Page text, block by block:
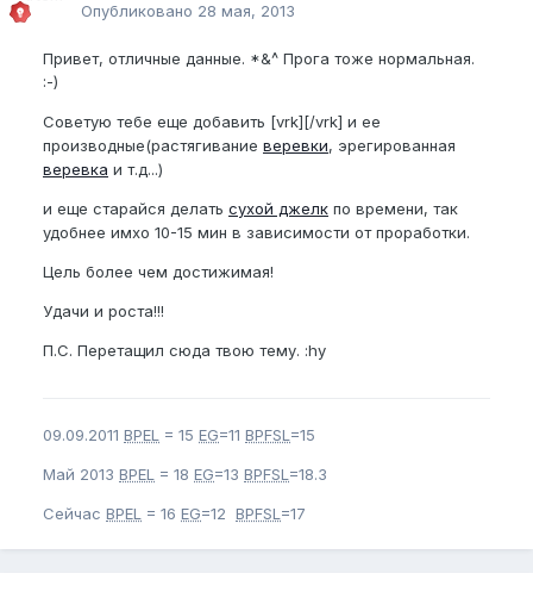
Опубликовано 28 мая, 2013
Привет, отличные данные. *&^ Прога тоже нормальная.
:-)
Советую тебе еще добавить [vrk][/vrk] и ее
производные(растягивание веревки, эрегированная
веревка и т.д...)
и еще старайся делать сухой джелк по времени, так
удобнее имхо 10-15 мин в зависимости от проработки.
Цель более чем достижимая!
Удачи и роста!!!
П.С. Перетащил сюда твою тему. :hy
09.09.2011 BPEL = 15 EG=11 BPFSL =15
Май 2013 BPEL = 18 EG=13 BPFSL =18.3
Сейчас BPEL = 16 EG=12 BPFSL =17